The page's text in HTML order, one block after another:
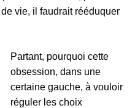
vie, il faudrait rééduquer
Partant, pourquoi cette
obsession, dans une
certaine gauche, à vouloir
réguler les choix